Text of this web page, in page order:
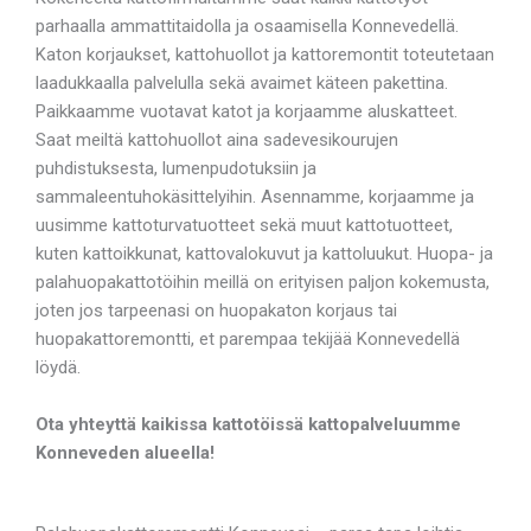
parhaalla ammattitaidolla ja osaamisella Konnevedellä.
Katon korjaukset, kattohuollot ja kattoremontit toteutetaan
laadukkaalla palvelulla sekä avaimet käteen pakettina.
Paikkaamme vuotavat katot ja korjaamme aluskatteet.
Saat meiltä kattohuollot aina sadevesikourujen
puhdistuksesta, lumenpudotuksiin ja
sammaleentuhokäsittelyihin. Asennamme, korjaamme ja
uusimme kattoturvatuotteet sekä muut kattotuotteet,
kuten kattoikkunat, kattovalokuvut ja kattoluukut. Huopa- ja
palahuopakattotöihin meillä on erityisen paljon kokemusta,
joten jos tarpeenasi on huopakaton korjaus tai
huopakattoremontti, et parempaa tekijää Konnevedellä
löydä.
Ota yhteyttä kaikissa kattotöissä kattopalveluumme
Konneveden alueella!